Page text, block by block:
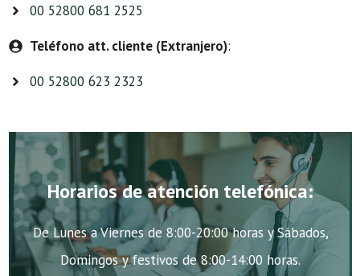
00 52800 681 2525
Teléfono att. cliente (Extranjero):
00 52800 623 2323
Horarios de atención telefónica:
De Lunes a Viernes de 8:00-20:00 horas y Sábados,
Domingos y festivos de 8:00-14:00 horas.